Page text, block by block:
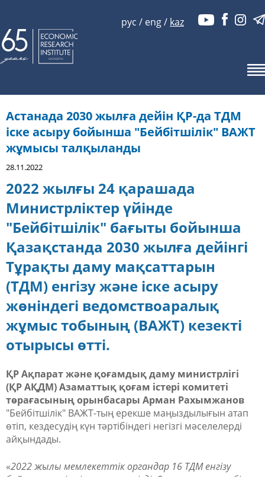
рус / eng/ kaz
Астанада 2030 жылға дейін ҚР-да ТДМ
іске асыру бойынша "Бейбітшілік" ВАЖТ
жұмысы талқыланды
28.11.2022
2022 жылғы 24 қарашада
Министрліктер үйінде
"Бейбітшілік" бағыты бойынша
Қазақстанда 2030 жылға дейінгі
Тұрақты даму мақсаттарын
(ТДМ) енгізу және іске асыру
жөніндегі ведомствоаралық
жұмыс тобының (ВАЖТ) кезекті
отырысы өтті.
ҚР Ақпарат және қоғамдық даму министрлігі
(ҚР АҚДМ) Азаматтық қоғам істері комитеті
төрағасының орынбасары Арман Рахымжанов
"Бейбітшілік" ВАЖТ-тың ерекше маңыздылығын атап
өтіп, кездесудің күн тәртібіндегі негізгі мәселелерді
айқындады.
«2022 жылы мемлекеттік органдар 16 ТДМ енгізу